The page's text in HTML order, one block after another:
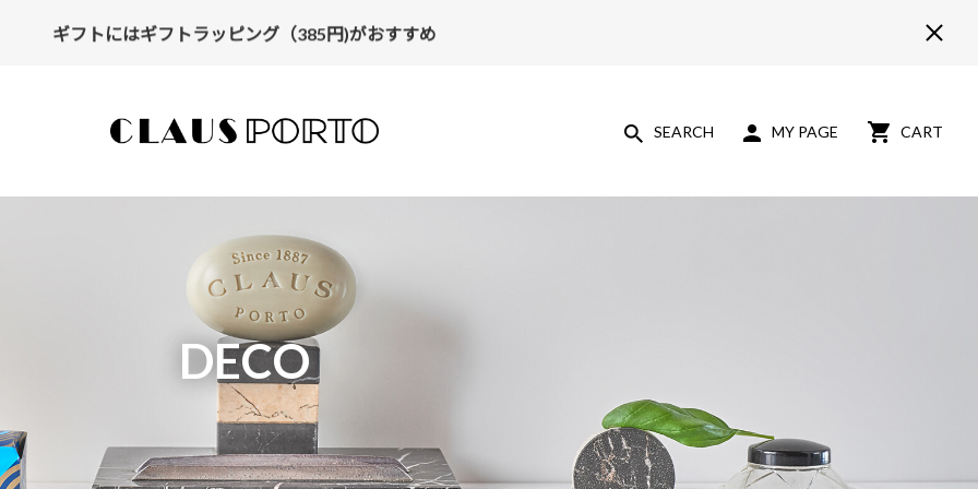
ギフトにはギフトラッピング（385円)がおすすめ
SEARCH MY PAGE CART
DECO